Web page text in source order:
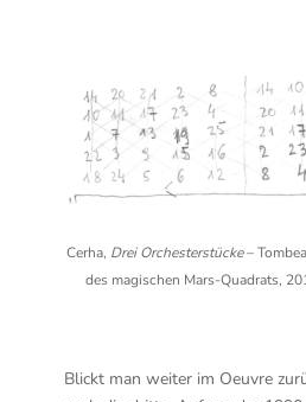
Cerha, Drei Orchesterstücke–
des magischen Mars-Quadrats,
Blickt man weiter im Oeuvre